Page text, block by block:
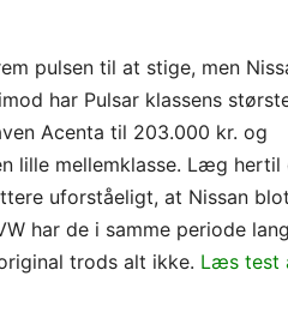
pulsen til at stige, men
har Pulsar klassens
Acenta til 203.000 kr. og
lille mellemklasse. Læg hertil
uforståeligt, at Nissan
har de i samme periode
trods alt ikke. Læs test